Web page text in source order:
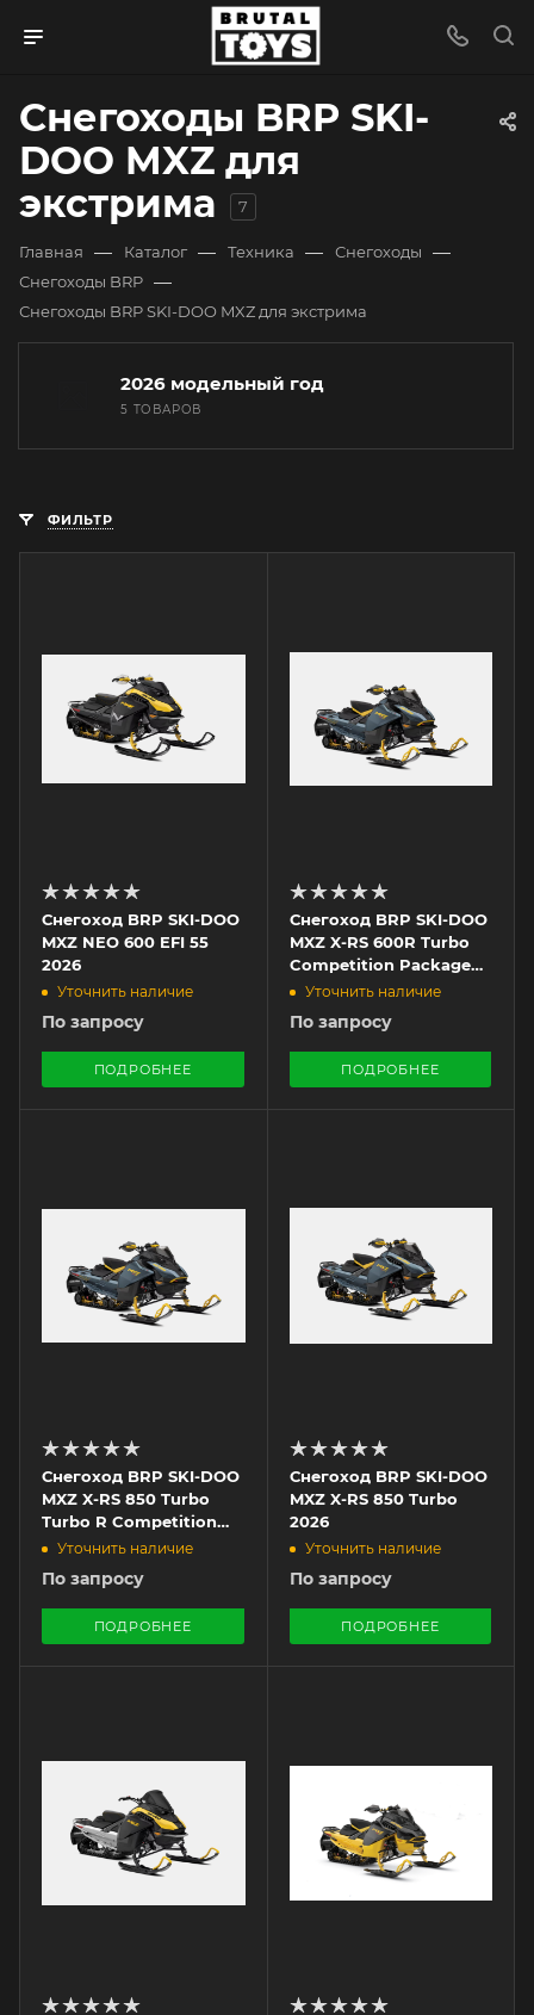
Снегоходы BRP SKI-
DOO MXZ для
экстрима
7
Главная — Каталог — Техника — Снегоходы —
Снегоходы BRP —
Снегоходы BRP SKI-DOO MXZ для экстрима
2026 модельный год
5 ТОВАРОВ
ФИЛЬТР
Снегоход BRP SKI-DOO
MXZ NEO 600 EFI 55
2026
Уточнить наличие
По запросу
ПОДРОБНЕЕ
Снегоход BRP SKI-DOO
MXZ X-RS 600R Turbo
Competition Package
2026
Уточнить наличие
По запросу
ПОДРОБНЕЕ
Снегоход BRP SKI-DOO
MXZ X-RS 850 Turbo
Turbo R Competition
Package 2026
Уточнить наличие
По запросу
ПОДРОБНЕЕ
Снегоход BRP SKI-DOO
MXZ X-RS 850 Turbo
2026
Уточнить наличие
По запросу
ПОДРОБНЕЕ